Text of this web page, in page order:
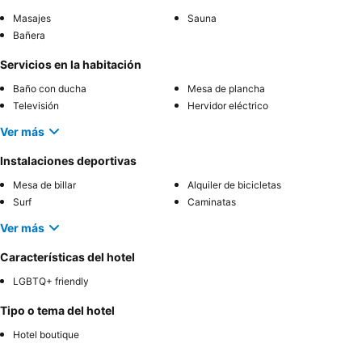
Masajes
Sauna
Bañera
Servicios en la habitación
Baño con ducha
Mesa de plancha
Televisión
Hervidor eléctrico
Ver más
Instalaciones deportivas
Mesa de billar
Alquiler de bicicletas
Surf
Caminatas
Ver más
Características del hotel
LGBTQ+ friendly
Tipo o tema del hotel
Hotel boutique